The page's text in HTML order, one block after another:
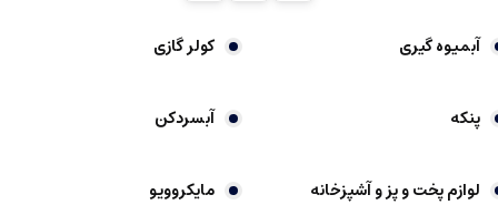
آبمیوه گیری کولر گازی
پنکه آبسردکن
لوازم پخت و پز و آشپزخانه مایکروویو